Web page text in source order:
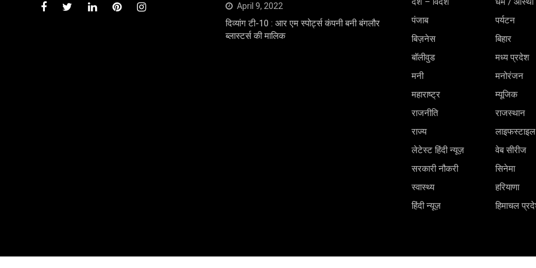
April 9, 2022
दिव्यांग टी-10 : आर एम स्पोर्ट्स कंपनी बनी बंगलौर
ब्लास्टर्स की मालिक
पंजाब
पर्यटन
बिज़नेस
बिहार
बॉलीवुड
मध्य प्रदेश
मनी
मनोरंजन
महाराष्ट्र
म्यूजिक
राजनीति
राजस्थान
राज्य
लाइफस्टाइल
लेटेस्ट हिंदी न्यूज़
वेब सीरीज
सरकारी नौकरी
सिनेमा
स्वास्थ्य
हरियाणा
हिंदी न्यूज़
हिमाचल